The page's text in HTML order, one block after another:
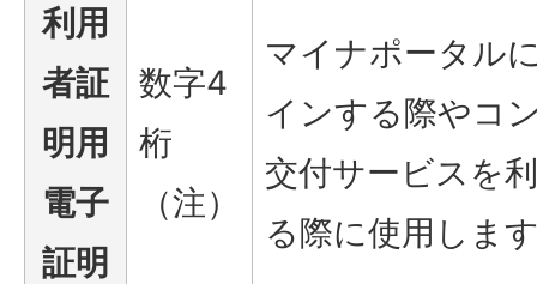
利用
者証
明用
電子
証明
数字4
桁
（注）
マイナポータル
インする際やコ
交付サービスを
る際に使用しま